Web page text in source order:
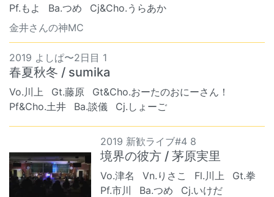
Pf.もよ
Ba.つめ
Cj&Cho.うらあか
金井さんの神MC
2019 よしぱ〜2日目 1
春夏秋冬 / sumika
Vo.川上 Gt.藤原
Gt&Cho.おーたのおにーさん！
Pf&Cho.土井
Ba.談儀 Cj.しょーご
2019 新歓ライブ#4 8
境界の彼方 / 茅原実里
Vo.津名 Vn.りさこ Fl.川上
Gt.拳
Pf.市川
Ba.つめ
Cj.いけだ